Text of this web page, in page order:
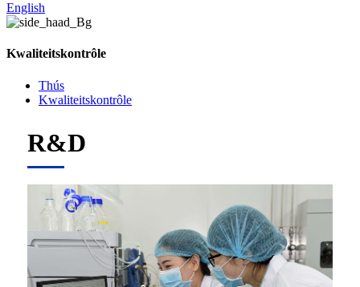
English
Kwaliteitskontrôle
Thús
Kwaliteitskontrôle
R&D